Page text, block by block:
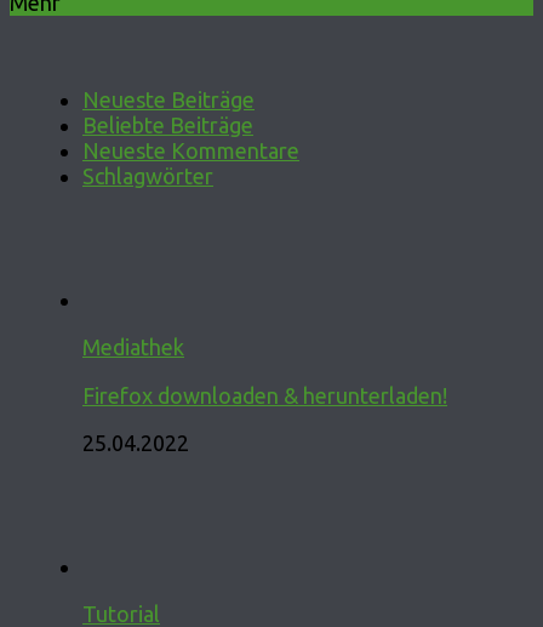
Neueste Beiträge
Beliebte Beiträge
Neueste Kommentare
Schlagwörter
Mediathek
Firefox downloaden & herunterladen!
25.04.2022
Tutorial